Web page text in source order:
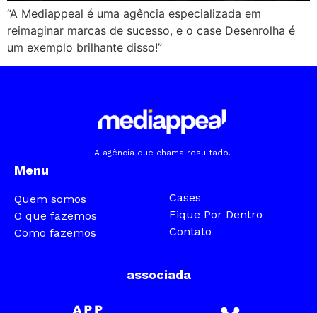
“A Mediappeal é uma agência especializada em
reimaginar marcas de sucesso, e o case Desenrolha é
um exemplo brilhante disso!”
A agência que chama resultado.
Menu
Quem somos
O que fazemos
Como fazemos
Cases
Fique Por Dentro
Contato
associada